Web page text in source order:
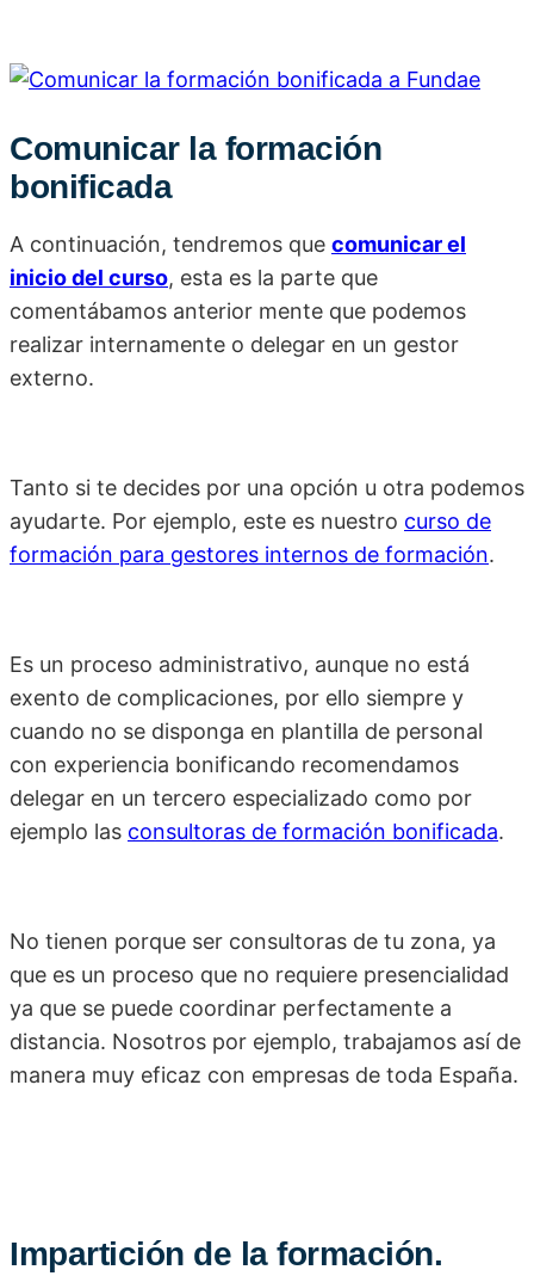
Comunicar la formación
bonificada
A continuación, tendremos que comunicar el
inicio del curso, esta es la parte que
comentábamos anterior mente que podemos
realizar internamente o delegar en un gestor
externo.
Tanto si te decides por una opción u otra podemos
ayudarte. Por ejemplo, este es nuestro curso de
formación para gestores internos de formación.
Es un proceso administrativo, aunque no está
exento de complicaciones, por ello siempre y
cuando no se disponga en plantilla de personal
con experiencia bonificando recomendamos
delegar en un tercero especializado como por
ejemplo las consultoras de formación bonificada.
No tienen porque ser consultoras de tu zona, ya
que es un proceso que no requiere presencialidad
ya que se puede coordinar perfectamente a
distancia. Nosotros por ejemplo, trabajamos así de
manera muy eficaz con empresas de toda España.
Impartición de la formación.